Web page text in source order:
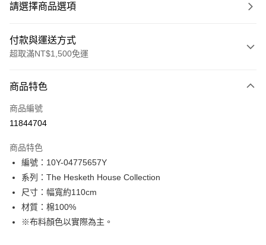
請選擇商品選項
付款與運送方式
超取滿NT$1,500免運
信用卡一次付款
超商取貨付款
Apple Pay
街口支付
Google Pay
AFTEE先享後付
商品特色
商品編號
11844704
商品特色
編號：10Y-04775657Y
系列：The Hesketh House Collection
尺寸：幅寬約110cm
材質：棉100%
※布料顏色以實際為主。